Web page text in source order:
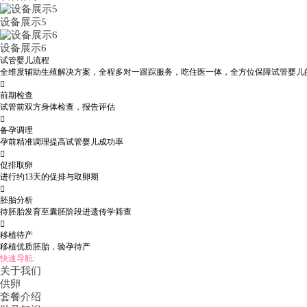
设备展示5
设备展示6
试管婴儿流程
全维度辅助生殖解决方案，全程多对一跟踪服务，吃住医一体，全方位保障试管婴儿

前期检查
试管前双方身体检查，报告评估

备孕调理
孕前精准调理提高试管婴儿成功率

促排取卵
进行约13天的促排与取卵期

胚胎分析
待胚胎发育至囊胚阶段进遗传学筛查

移植待产
移植优质胚胎，验孕待产
快速导航:
关于我们
供卵
套餐介绍